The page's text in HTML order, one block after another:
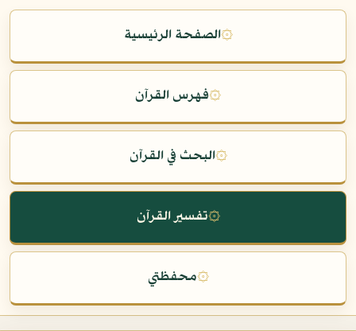
۞الصفحة الرئيسية
۞فهرس القرآن
۞البحث في القرآن
۞تفسير القرآن
۞محفظتي